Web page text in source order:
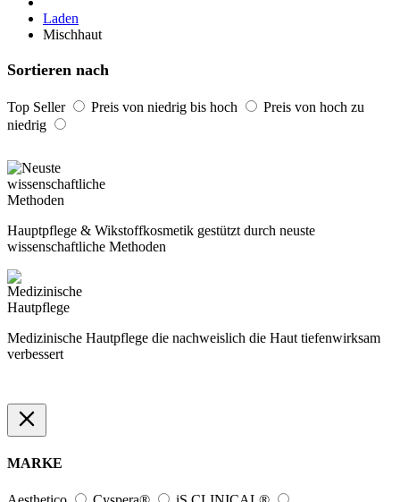
Laden
Mischhaut
Sortieren nach
Top Seller Preis von niedrig bis hoch
Preis von hoch zu
niedrig
Hauptpflege & Wikstoffkosmetik gestützt durch neuste
wissenschaftliche Methoden
Medizinische Hautpflege die nachweislich die Haut tiefenwirksam
verbessert
MARKE